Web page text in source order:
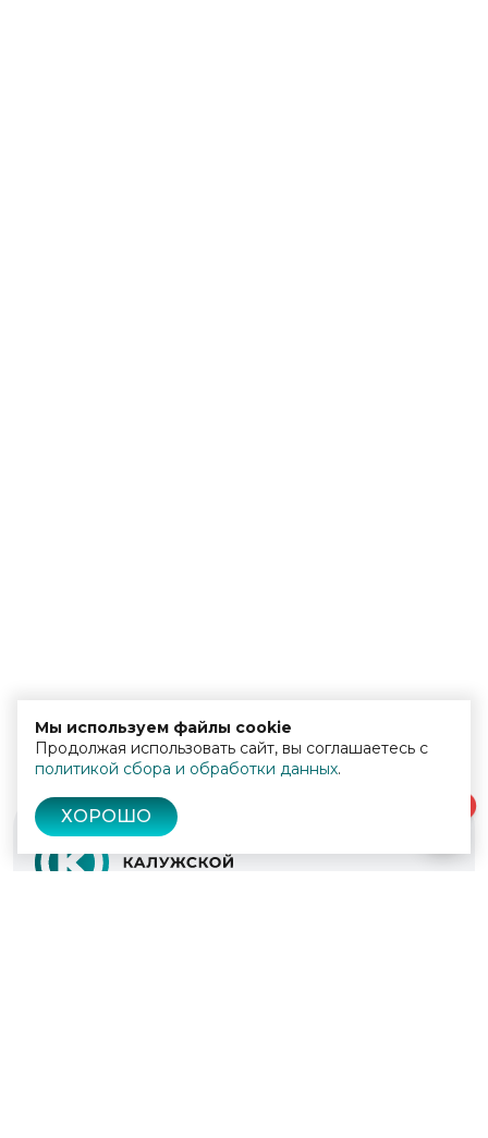
Мы используем файлы cookie
Продолжая использовать сайт, вы соглашаетесь с
политикой сбора и обработки данных.
ХОРОШО